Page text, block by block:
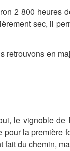
2 800 heures
sec, il
retrouvons en
le vignoble
la première
du chemin,